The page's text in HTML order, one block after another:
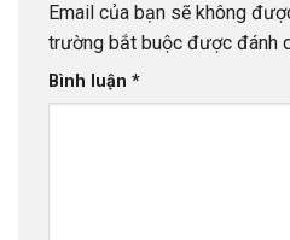
Email của bạn sẽ không
trường bắt buộc được đánh
Bình luận *